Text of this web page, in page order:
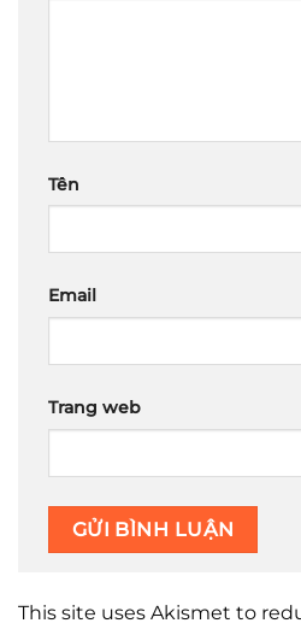
Tên
Email
Trang web
This site uses Akismet to